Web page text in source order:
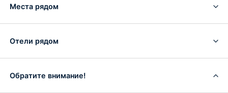
Места рядом
Отели рядом
Обратите внимание!